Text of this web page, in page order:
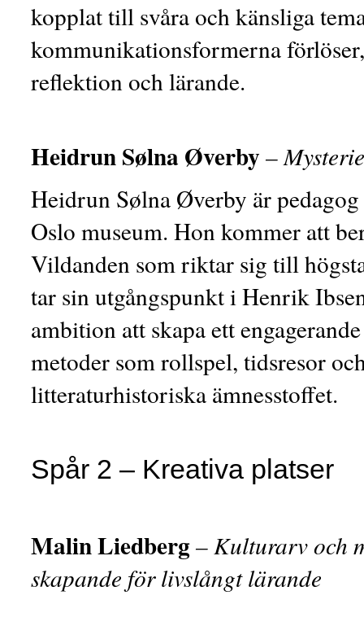
kopplat till svåra och känsliga
kommunikationsformerna
reflektion och lärande.
Heidrun Sølna Øverby –
Heidrun Sølna Øverby är
Oslo museum. Hon kommer att
Vildanden som riktar sig till
tar sin utgångspunkt i Henrik
ambition att skapa ett
metoder som rollspel, tidsresor
litteraturhistoriska ämnesstoffet.
Spår 2 – Kreativa platser
Malin Liedberg– Kulturarv och
skapande för livslångt lärande